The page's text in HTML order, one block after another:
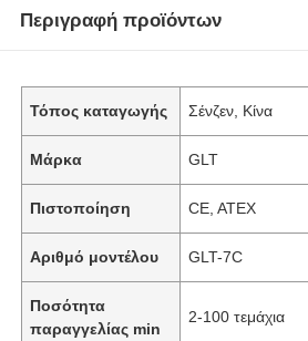
Περιγραφή προϊόντων
Τόπος καταγωγής Σένζεν, Κίνα
Μάρκα GLT
Πιστοποίηση CE, ATEX
Αριθμό μοντέλου GLT-7C
Ποσότητα
παραγγελίας min
2-100 τεμάχια